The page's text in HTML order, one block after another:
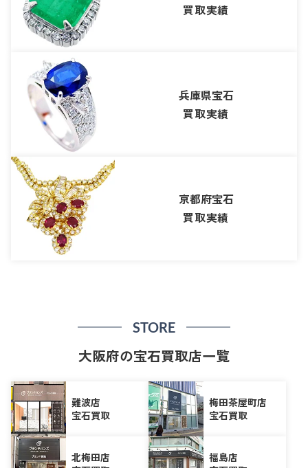
買取実績
兵庫県宝石
買取実績
京都府宝石
買取実績
STORE
大阪府の宝石買取店一覧
難波店
宝石買取
梅田茶屋町店
宝石買取
北梅田店
福島店